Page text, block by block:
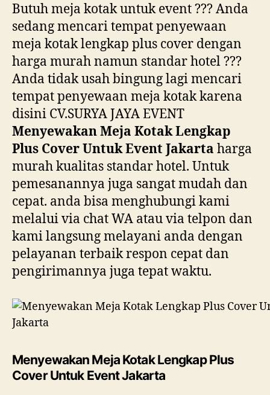
Butuh meja kotak untuk event ??? Anda
sedang mencari tempat penyewaan
meja kotak lengkap plus cover dengan
harga murah namun standar hotel ???
Anda tidak usah bingung lagi mencari
tempat penyewaan meja kotak karena
disini CV.SURYA JAYA EVENT
Menyewakan Meja Kotak Lengkap
Plus Cover Untuk Event Jakarta harga
murah kualitas standar hotel. Untuk
pemesanannya juga sangat mudah dan
cepat. anda bisa menghubungi kami
melalui via chat WA atau via telpon dan
kami langsung melayani anda dengan
pelayanan terbaik respon cepat dan
pengirimannya juga tepat waktu.
Menyewakan Meja Kotak Lengkap Plus
Cover Untuk Event Jakarta